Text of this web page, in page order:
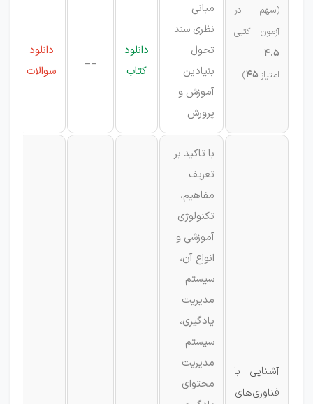
(سهم در
آزمون کتبی
4.5
امتیاز
)
مبانی
نظری سند
تحول
بنیادین
آموزش و
پرورش
دانلود
کتاب
__
دانلود
سوالات
آشنایی با
فناوری‌های
با تاکید بر
تعریف
مفاهیم،
تکنولوژی
آموزشی و
انواع آن،
سیستم
مدیریت
یادگیری،
سیستم
مدیریت
محتوای